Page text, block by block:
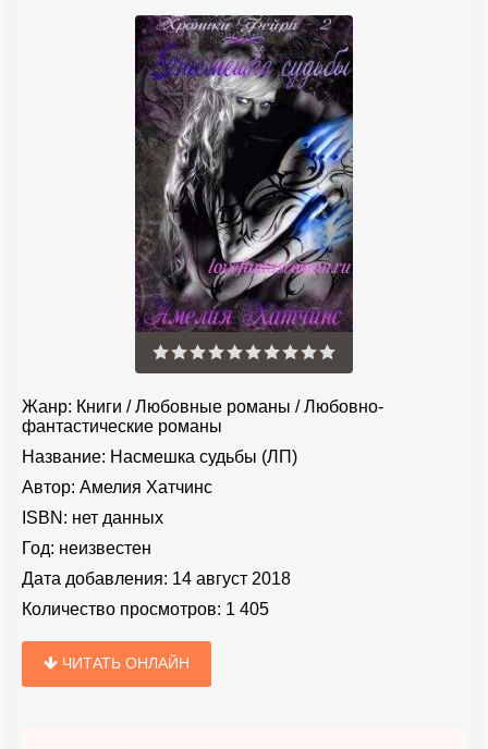
Жанр: Книги /Любовные романы /Любовно-
фантастические романы
Название: Насмешка судьбы (ЛП)
Автор: Амелия Хатчинс
ISBN: нет данных
Год: неизвестен
Дата добавления: 14 август 2018
Количество просмотров: 1 405
ЧИТАТЬ ОНЛАЙН